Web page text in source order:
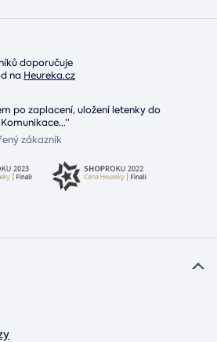
doporučuje
na Heureka.cz
po zaplacení, uložení letenky do
...“
zákazník